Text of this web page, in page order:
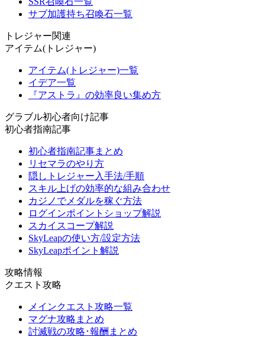
サブ加護持ち召喚石一覧
トレジャー関連
アイテム(トレジャー)
アイテム(トレジャー)一覧
イデア一覧
『アストラ』の効率良い集め方
グラブル初心者向け記事
初心者指南記事
初心者指南記事まとめ
リセマラのやり方
隠しトレジャー入手法/手順
スキル上げの効率的な組み合わせ
カジノでメダルを稼ぐ方法
ログインポイントショップ解説
スカイスコープ解説
SkyLeapの使い方/設定方法
SkyLeapポイント解説
攻略情報
クエスト攻略
メインクエスト攻略一覧
マグナ攻略まとめ
討滅戦の攻略･報酬まとめ